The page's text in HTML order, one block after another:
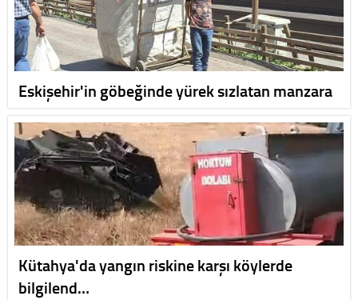
Eskişehir'in göbeğinde yürek sızlatan manzara
Kütahya'da yangın riskine karşı köylerde
bilgilend…